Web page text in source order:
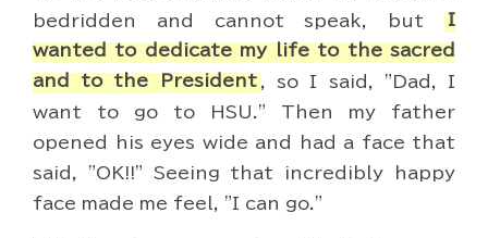
bedridden and cannot speak, but
I
wanted to dedicate my life to the sacred
and to the President , so I said, "Dad, I
want to go to HSU." Then my father
opened his eyes wide and had a face that
said, "OK!!" Seeing that incredibly happy
face made me feel, "I can go."